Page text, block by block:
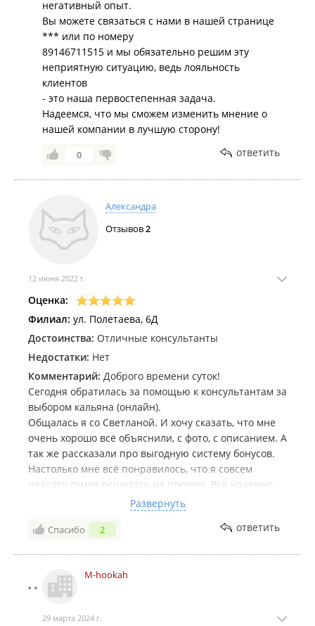
негативный опыт.
Вы можете связаться с нами в нашей странице
*** или по номеру
89146711515 и мы обязательно решим эту
неприятную ситуацию, ведь лояльность
клиентов
- это наша первостепенная задача.
Надеемся, что мы сможем изменить мнение о
нашей компании в лучшую сторону!
0 ответить
Александра
Отзывов2
12 июня 2022 г.
Оценка:
Филиал: ул. Полетаева, 6Д
Достоинства: Отличные консультанты
Недостатки: Нет
Комментарий: Доброго времени суток!
Сегодня обратилась за помощью к консультантам за
выбором кальяна (онлайн).
Общалась я со Светланой. И хочу сказать, что мне
очень хорошо всё объяснили, с фото, с описанием. А
так же рассказали про выгодную систему бонусов.
Настолько мне всё понравилось, что я совсем
недолго думая решилась на покупку. Всё надежно
мне упаковали и доставили курьером (БЕСПЛАТНО).
Когда у меня что-то не получилось в сборке, мне
отправили видео что и как собирается.
работе. Ребята, вы на высоте❤️
Развернуть
Спасибо 2 ответить
M-hookah
29 марта 2024 г.